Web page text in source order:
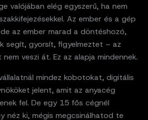
valójában elég egyszerű, ha nem
Az ember és a gép
az ember marad a döntéshozó,
segít, gyorsít, figyelmeztet – az
veszi át. Ez az alapja mindennek.
mindez kobotokat, digitális
jelent, amit az anyacég
fel. De egy 15 fős cégnél
néz ki, mégis megcsinálhatod te